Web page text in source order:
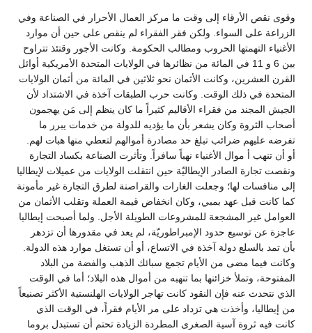
وقوى نقص الأرقاء إلى وقت ما مركز العمال الأحرار في الصناعة وفي
الزراعة على السواء. ولكن فقر الفقراء لم ينقص على حين أن موارد
الأغنياء التهمتها الحروب ومطالب الحكومة. وكانت الأجور وقتئذ تتراوح
بين 6 و 11 في المائة من نظائرها في الولايات المتحدة الأمريكية أوائل
القرن العشرين، وكانت الأثمان نحو ثلاثين في المائة من أثمان الولايات
المتحدة في ذلك الوقت. وكانت حرب الطبقات آخذة في الاشتداد لأن
الجيش المجند من فقراء الأقاليم كثيراً ما كان ينظم إلى مَن يهجمون
أصحاب الثروة وكان يشعر بأن ما يؤديه للدولة من خدمات يبرر ما
تفرضه عليهم ضرائب تبلغ حد مصادرة أموالهم لتعطي منها هبات لهم.
أو أن تنهب أ موال الأغنياء نهباً سافراً. وتأثرت الصناعة بكساد التجارة
ونقصت تجارة الصادر الإيطاليّة حين انتقلت الولايات من عميلات لإيطاليا
إلى منافسات لها؛ وجعلت الغارات والقراصنة لطرق التجارة غير مأمونة
كما كانت قبل عهد بمبي، وكان انخفاض قيمة العملة وتقلب الأثمان من
العوامل غير المشجعة للمشروعات الطويلة الأجل. ولما أصبحت إيطاليا
عاجزة عن توسيع حدود الإمبراطوريّة، لم يعد في مقدورها أن تزدهر
بأن تمد بالسلع دولة آخذة في الاتساع، أو أن تستغل موارد هذه الدولة.
وكانت فيما مضى من الأيام تجمع سبائك الذهب والفضة من البلاد
المفتوحة، وتملأ خزائنها بما تنهبه من أموال هذه البلاد؛ أما في الوقت
الذي نتحدث عنه فإن النقود كانت تهاجر الولايات الهلنستية الأكثر تصنيعاً
من إيطاليا، وأخذت هي تزداد على مر الأيام فقراً، في الوقت الذي
كانت فيه ثروة آسية الصغرى المطردة الزيادة تحتم أن تستبدل بروما